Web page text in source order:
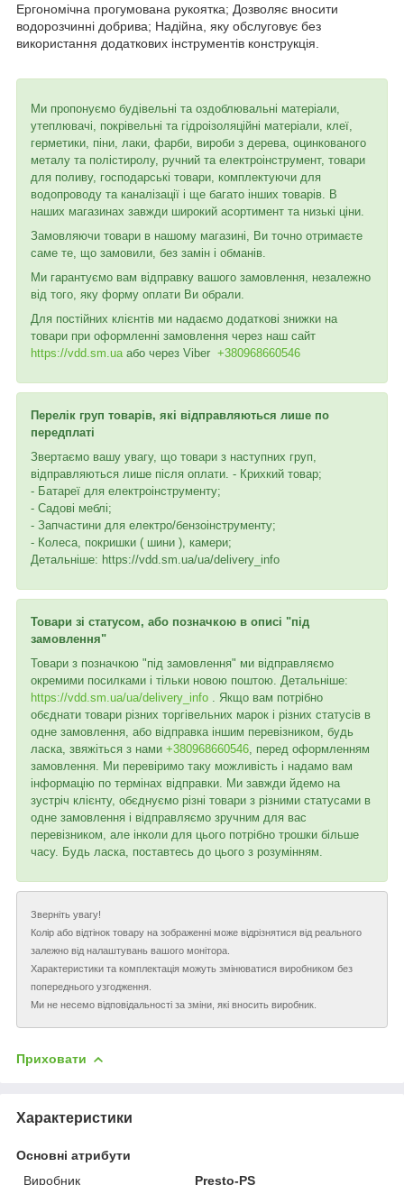
Ергономічна прогумована рукоятка; Дозволяє вносити
водорозчинні добрива; Надійна, яку обслуговує без
використання додаткових інструментів конструкція.
Ми пропонуємо будівельні та оздоблювальні матеріали,
утеплювачі, покрівельні та гідроізоляційні матеріали, клеї,
герметики, піни, лаки, фарби, вироби з дерева, оцинкованого
металу та полістиролу, ручний та електроінструмент, товари
для поливу, господарські товари, комплектуючи для
водопроводу та каналізації і ще багато інших товарів. В
наших магазинах завжди широкий асортимент та низькі ціни.
Замовляючи товари в нашому магазині, Ви точно отримаєте
саме те, що замовили, без замін і обманів.
Ми гарантуємо вам відправку вашого замовлення, незалежно
від того, яку форму оплати Ви обрали.
Для постійних клієнтів ми надаємо додаткові знижки на
товари при оформленні замовлення через наш сайт
https://vdd.sm.ua або через Viber +380968660546
Перелік груп товарів, які відправляються лише по
передплаті
Звертаємо вашу увагу, що товари з наступних груп,
відправляються лише після оплати. - Крихкий товар;
- Батареї для електроінструменту;
- Садові меблі;
- Запчастини для електро/бензоінструменту;
- Колеса, покришки ( шини ), камери;
Детальніше: https://vdd.sm.ua/ua/delivery_info
Товари зі статусом, або позначкою в описі "під
замовлення"
Товари з позначкою "під замовлення" ми відправляємо
окремими посилками і тільки новою поштою. Детальніше:
https://vdd.sm.ua/ua/delivery_info . Якщо вам потрібно
обєднати товари різних торгівельних марок і різних статусів в
одне замовлення, або відправка іншим перевізником, будь
ласка, звяжіться з нами +380968660546 , перед оформленням
замовлення. Ми перевіримо таку можливість і надамо вам
інформацію по термінах відправки. Ми завжди йдемо на
зустріч клієнту, обєднуємо різні товари з різними статусами в
одне замовлення і відправляємо зручним для вас
перевізником, але інколи для цього потрібно трошки більше
часу. Будь ласка, поставтесь до цього з розумінням.
Зверніть увагу!
Колір або відтінок товару на зображенні може відрізнятися від реального
залежно від налаштувань вашого монітора.
Характеристики та комплектація можуть змінюватися виробником без
попереднього узгодження.
Ми не несемо відповідальності за зміни, які вносить виробник.
Приховати
Характеристики
Основні атрибути
Виробник
Presto-PS